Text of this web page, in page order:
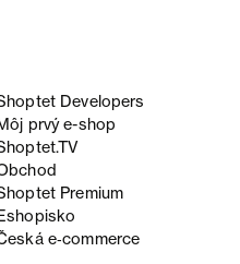
Developers
prvý e-shop
Premium
e‑commerce